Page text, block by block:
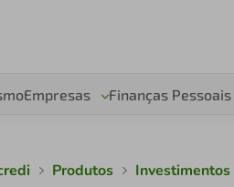
Empresas Finanças Pessoais
Produtos Investimentos